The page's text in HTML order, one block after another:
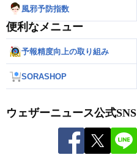
風邪予防指数
便利なメニュー
予報精度向上の取り組み
SORASHOP
ウェザーニュース公式SNS